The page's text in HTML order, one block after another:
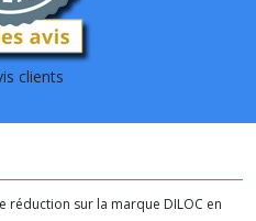
clients
réduction sur la marque DILOC en